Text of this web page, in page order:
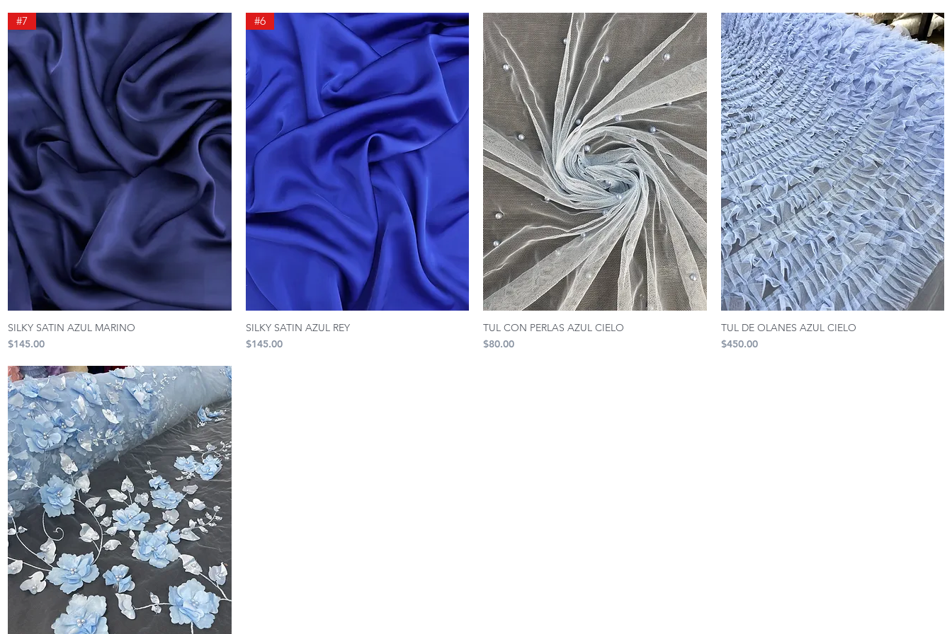
#7
SILKY SATIN AZUL MARINO
Precio
$145.00
#6
SILKY SATIN AZUL REY
Precio
$145.00
TUL CON PERLAS AZUL CIELO
Precio
$80.00
TUL DE OLANES AZUL CIELO
Precio
$450.00